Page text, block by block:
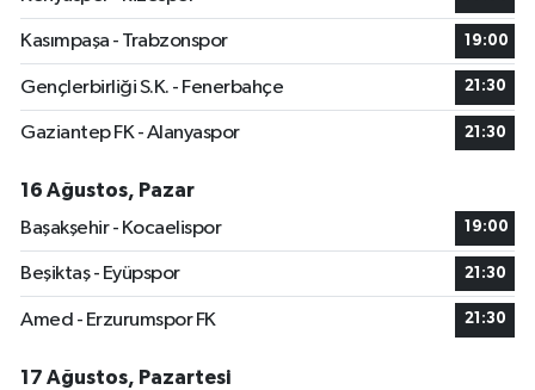
Kasımpaşa - Trabzonspor 19:00
Gençlerbirliği S.K. - Fenerbahçe 21:30
Gaziantep FK - Alanyaspor 21:30
16 Ağustos, Pazar
Başakşehir - Kocaelispor
19:00
Beşiktaş - Eyüpspor 21:30
Amed - Erzurumspor FK 21:30
17 Ağustos, Pazartesi